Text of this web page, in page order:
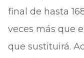
final de hasta
veces más que el
que sustituirá.